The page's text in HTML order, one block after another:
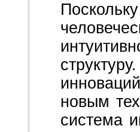
новым
система